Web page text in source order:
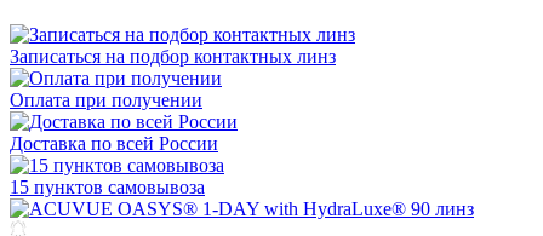
Записаться на подбор контактных линз
Оплата при получении
Доставка по всей России
15 пунктов самовывоза